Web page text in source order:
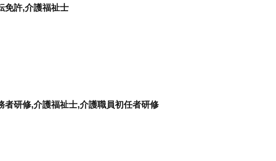
免許,介護福祉士
者研修,介護福祉士,介護職員初任者研修